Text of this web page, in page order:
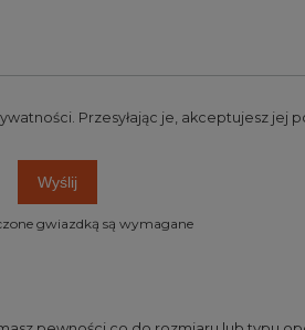
. Przesyłając je, akceptujesz jej
Wyślij
gwiazdką są wymagane